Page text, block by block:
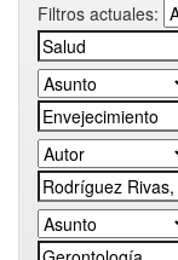
Filtros actuales: